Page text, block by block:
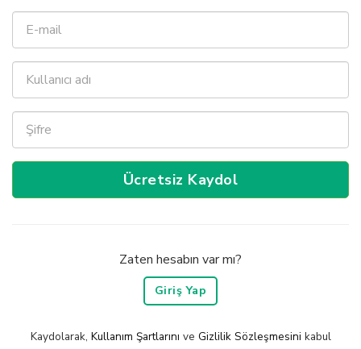
Ücretsiz Kaydol
Zaten hesabın var mı?
Giriş Yap
Kaydolarak, Kullanım Şartlarını ve Gizlilik Sözleşmesini kabul